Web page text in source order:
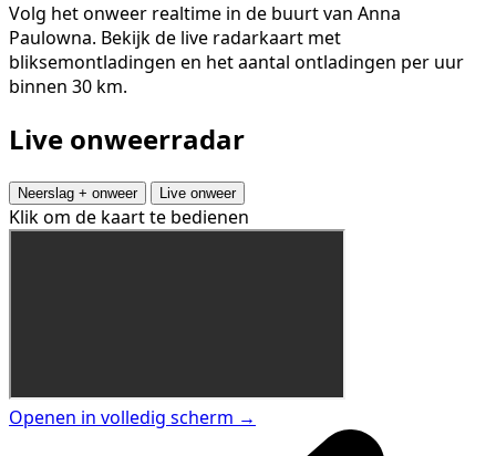
Volg het onweer realtime in de buurt van Anna
Paulowna. Bekijk de live radarkaart met
bliksemontladingen en het aantal ontladingen per uur
binnen 30 km.
Live onweerradar
Neerslag + onweer Live onweer
Klik om de kaart te bedienen
Openen in volledig scherm →